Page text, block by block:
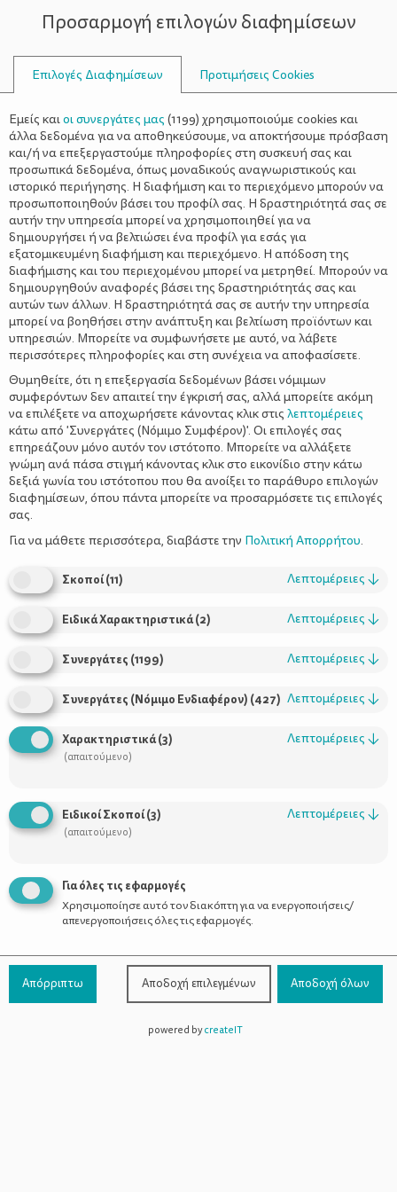
ΣΥΜΒΟΥΛΟΙ
ΔΙΑΚΟΣΜΉΣΤΕ
Διακοσμήστε δίνοντας νέα πνοή σε
παλιά αντικείμενα
Χρήσιμοι Σύνδεσμοι
Προϊόντα
Επικοινωνία
800-1199-800(από σταθερό,
χωρίς χρέωση)
Προσαρμογή επιλογών διαφημίσεων
Επιλογές Διαφημίσεων Προτιμήσεις Cookies
Εμείς καιοι συνεργάτες μας (1199) χρησιμοποιούμε cookies και
άλλα δεδομένα για να αποθηκεύσουμε, να αποκτήσουμε πρόσβαση
και/ή να επεξεργαστούμε πληροφορίες στη συσκευή σας και
προσωπικά δεδομένα, όπως μοναδικούς αναγνωριστικούς και
ιστορικό περιήγησης. Η διαφήμιση και το περιεχόμενο μπορούν να
προσωποποιηθούν βάσει του προφίλ σας. Η δραστηριότητά σας σε
αυτήν την υπηρεσία μπορεί να χρησιμοποιηθεί για να
δημιουργήσει ή να βελτιώσει ένα προφίλ για εσάς για
εξατομικευμένη διαφήμιση και περιεχόμενο. Η απόδοση της
διαφήμισης και του περιεχομένου μπορεί να μετρηθεί. Μπορούν να
δημιουργηθούν αναφορές βάσει της δραστηριότητάς σας και
αυτών των άλλων. Η δραστηριότητά σας σε αυτήν την υπηρεσία
μπορεί να βοηθήσει στην ανάπτυξη και βελτίωση προϊόντων και
υπηρεσιών. Μπορείτε να συμφωνήσετε με αυτό, να λάβετε
περισσότερες πληροφορίες και στη συνέχεια να αποφασίσετε.
Θυμηθείτε, ότι η επεξεργασία δεδομένων βάσει νόμιμων
συμφερόντων δεν απαιτεί την έγκρισή σας, αλλά μπορείτε ακόμη
να επιλέξετε να αποχωρήσετε κάνοντας κλικ στις λεπτομέρειες
κάτω από 'Συνεργάτες (Νόμιμο Συμφέρον)'. Οι επιλογές σας
επηρεάζουν μόνο αυτόν τον ιστότοπο. Μπορείτε να αλλάξετε
γνώμη ανά πάσα στιγμή κάνοντας κλικ στο εικονίδιο στην κάτω
δεξιά γωνία του ιστότοπου που θα ανοίξει το παράθυρο επιλογών
διαφημίσεων, όπου πάντα μπορείτε να προσαρμόσετε τις επιλογές
σας.
Για να μάθετε περισσότερα, διαβάστε την Πολιτική Απορρήτου.
Σκοποί(11) Λεπτομέρειες ↓
Ειδικά Χαρακτηριστικά(2) Λεπτομέρειες ↓
Συνεργάτες (1199) Λεπτομέρειες ↓
Συνεργάτες (Νόμιμο Ενδιαφέρον) (427) Λεπτομέρειες ↓
Χαρακτηριστικά(3)
(απαιτούμενο)
Λεπτομέρειες ↓
Ειδικοί Σκοποί(3)
(απαιτούμενο)
Λεπτομέρειες ↓
Για όλες τις εφαρμογές
Χρησιμοποίησε αυτό τον διακόπτη για να ενεργοποιήσεις/
απενεργοποιήσεις όλες τις εφαρμογές.
Απόρριπτω Αποδοχή επιλεγμένων Αποδοχή όλων
powered bycreateIT